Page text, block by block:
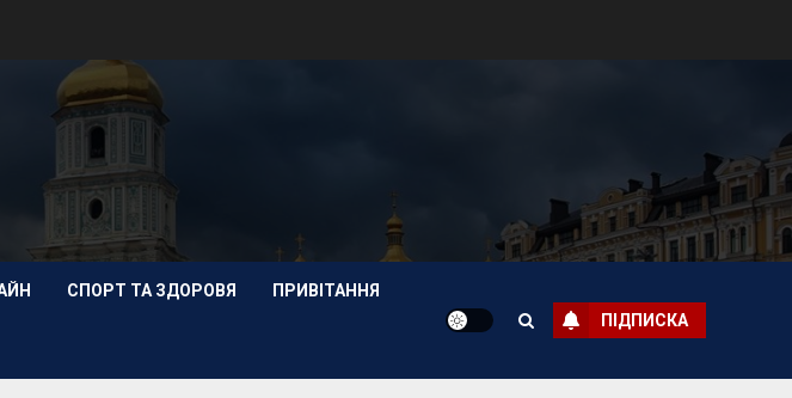
СПОРТ ТА ЗДОРОВЯ ПРИВІТАННЯ
ПІДПИСКА